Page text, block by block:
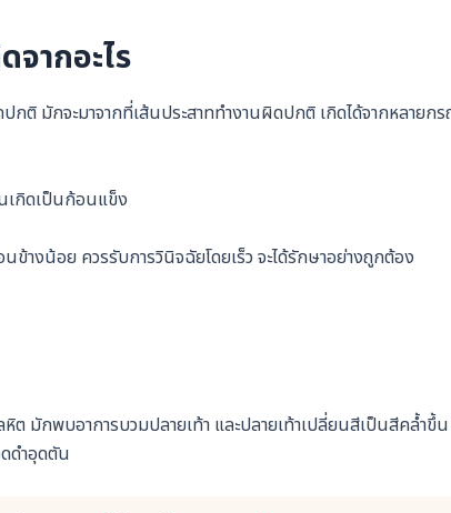
ากอะไร
กติ มักจะมาจากที่เส้นประสาททำงานผิดปกติ เกิดได้จากหลายก
เกิดเป็นก้อนแข็ง
งน้อย ควรรับการวินิจฉัยโดยเร็ว จะได้รักษาอย่างถูกต้อง
มักพบอาการบวมปลายเท้า และปลายเท้าเปลี่ยนสีเป็นสีคล้ำขึ้น
ดำอุดตัน